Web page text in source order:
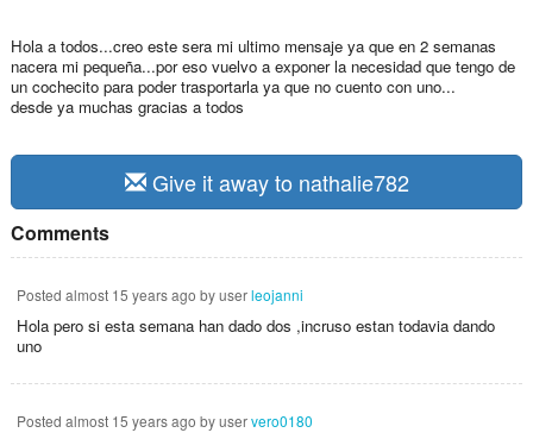
Hola a todos...creo este sera mi ultimo mensaje ya que en 2 semanas
nacera mi pequeña...por eso vuelvo a exponer la necesidad que tengo de
un cochecito para poder trasportarla ya que no cuento con uno...
desde ya muchas gracias a todos
Give it away to nathalie782
Comments
Posted almost 15 years ago by userleojanni
Hola pero si esta semana han dado dos ,incruso estan todavia dando
uno
Posted almost 15 years ago by uservero0180